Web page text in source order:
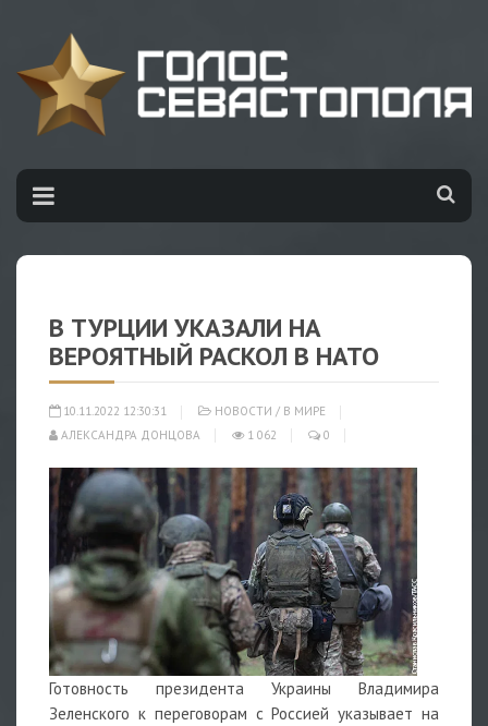
В ТУРЦИИ УКАЗАЛИ НА
ВЕРОЯТНЫЙ РАСКОЛ В НАТО
10.11.2022 12:30:31 НОВОСТИ / В МИРЕ
АЛЕКСАНДРА ДОНЦОВА
1 062 0
Готовность президента Украины Владимира
Зеленского к переговорам с Россией указывает на